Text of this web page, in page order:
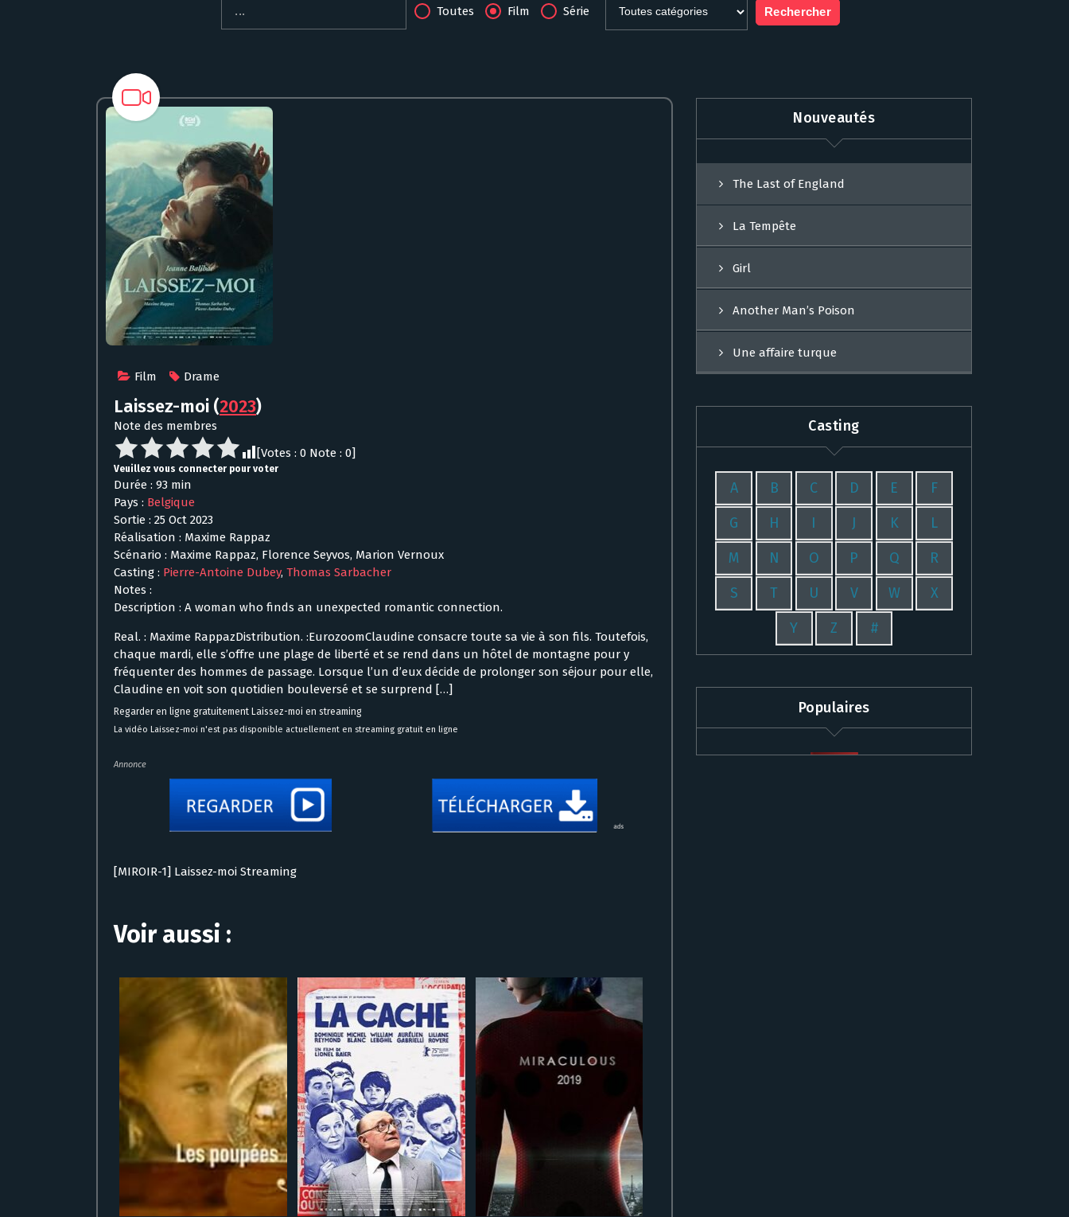
Toutes Film Série
Film Drame
Laissez-moi (2023)
Note des membres
[Votes : 0 Note : 0]
Veuillez vous connecter pour voter
Durée : 93 min
Pays : Belgique
Sortie : 25 Oct 2023
Réalisation : Maxime Rappaz
Scénario : Maxime Rappaz, Florence Seyvos, Marion Vernoux
Casting : Pierre-Antoine Dubey, Thomas Sarbacher
Notes :
Description : A woman who finds an unexpected romantic connection.
Real. : Maxime RappazDistribution. :EurozoomClaudine consacre toute sa vie à son fils. Toutefois,
chaque mardi, elle s’offre une plage de liberté et se rend dans un hôtel de montagne pour y
fréquenter des hommes de passage. Lorsque l’un d’eux décide de prolonger son séjour pour elle,
Claudine en voit son quotidien bouleversé et se surprend […]
Regarder en ligne gratuitement Laissez-moi en streaming
La vidéo Laissez-moi n'est pas disponible actuellement en streaming gratuit en ligne
Annonce
[MIROIR-1] Laissez-moi Streaming
Voir aussi :
Nouveautés
The Last of England
La Tempête
Girl
Another Man’s Poison
Une affaire turque
Casting
A B C D E F
G H I J K L
M N O P Q R
S T U V W X
Y Z #
Populaires